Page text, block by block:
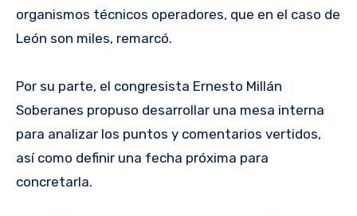
organismos técnicos operadores, que en el caso de
León son miles, remarcó.
Por su parte, el congresista Ernesto Millán
Soberanes propuso desarrollar una mesa interna
para analizar los puntos y comentarios vertidos,
así como definir una fecha próxima para
concretarla.